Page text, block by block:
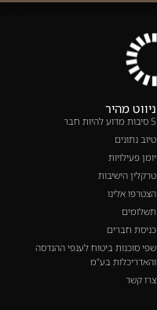
ניווט מהיר
5 סיבות מדוע להיות חבר
טיוב נתונים
יומן פעילויות
טרקלין הישיבות
הצטרפו אלינו
תשלומים
כניסת חברים
שפי סוכנות ביטוח לענפי ההנדסה
והאדריכלות בע"מ
צרו קשר